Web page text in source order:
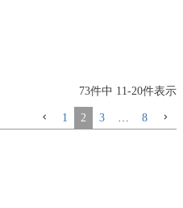
73件中 11 -20件表示
1 2 3 8